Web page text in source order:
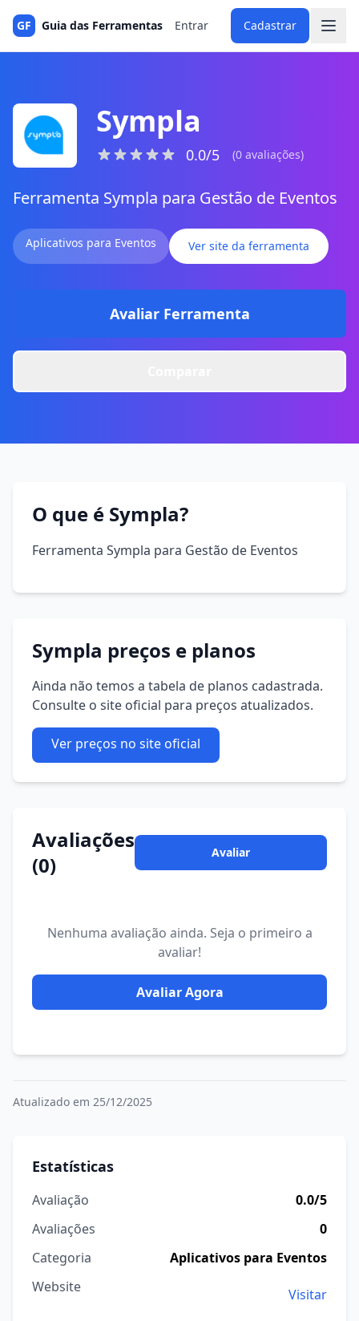
GF Guia das Ferramentas Entrar Cadastrar
Sympla
0.0/5 (0 avaliações)
Ferramenta Sympla para Gestão de Eventos
Aplicativos para Eventos Ver site da ferramenta
Avaliar Ferramenta
O que é Sympla?
Ferramenta Sympla para Gestão de Eventos
Sympla preços e planos
Ainda não temos a tabela de planos cadastrada.
Consulte o site oficial para preços atualizados.
Ver preços no site oficial
Avaliações
(0)
Avaliar
Nenhuma avaliação ainda. Seja o primeiro a
avaliar!
Avaliar Agora
Atualizado em 25/12/2025
Estatísticas
Avaliação
0.0/5
Avaliações
0
Categoria
Aplicativos para Eventos
Website
Visitar